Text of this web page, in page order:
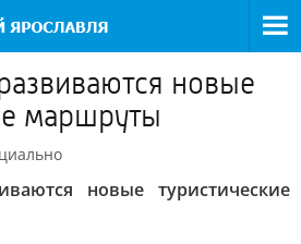
новые
маршруты
новые туристические